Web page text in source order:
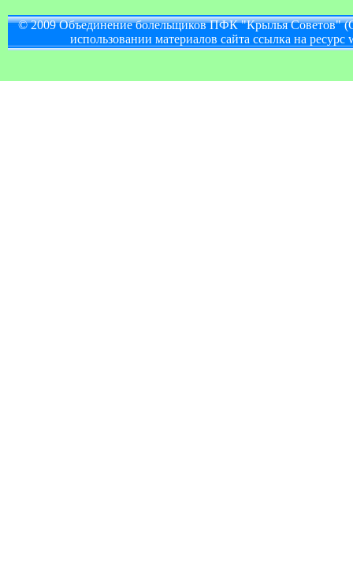
© 2009 Объединение болельщиков ПФК "Крылья
использовании материалов сайта ссылка на ресурс